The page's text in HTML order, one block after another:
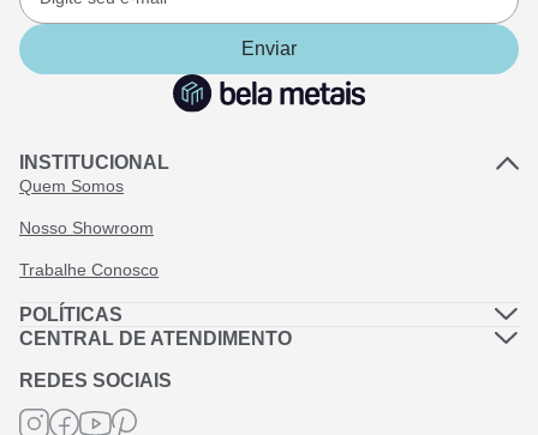
Enviar
INSTITUCIONAL
Quem Somos
Nosso Showroom
Trabalhe Conosco
POLÍTICAS
Política de Privacidade
Política de Frete
Termos de Garantia
CENTRAL DE ATENDIMENTO
REDES SOCIAIS